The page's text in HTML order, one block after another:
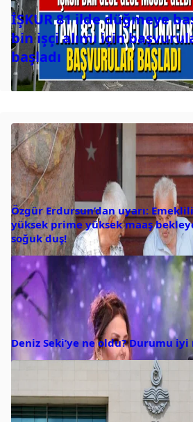
İŞKUR 81 ilde düğmeye
bin işçi alımı için
başladı
Özgür Erdursun’dan uyarı:
yüksek prime yüksek maaş
soğuk duş!
Deniz Seki’ye ne oldu? Durumu iyi